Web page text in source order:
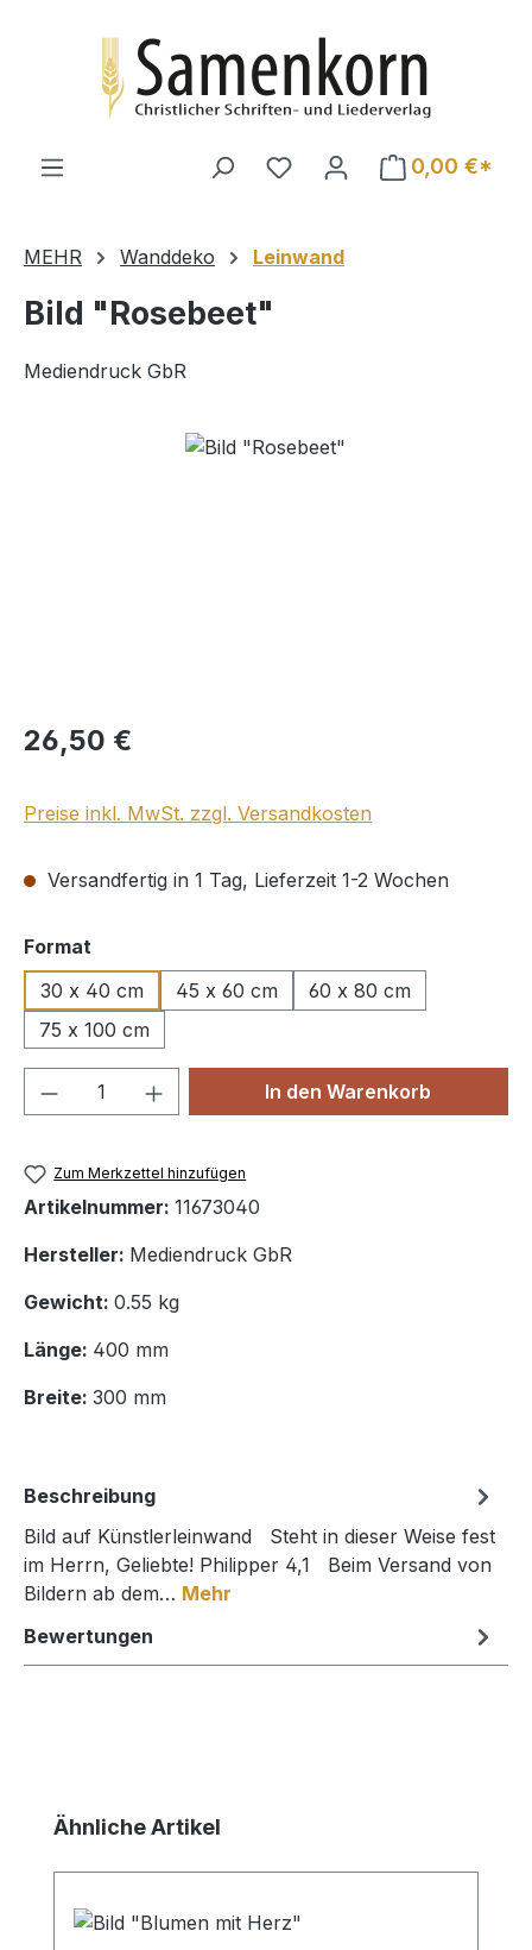
0,00 €*
MEHR Wanddeko Leinwand
Bild "Rosebeet"
Mediendruck GbR
Bildergalerie überspringen
Regulärer Preis:
26,50 €
Preise inkl. MwSt. zzgl. Versandkosten
Versandfertig in 1 Tag, Lieferzeit 1-2 Wochen
Format
30 x 40 cm
45 x 60 cm
60 x 80 cm
75 x 100 cm
Produkt Anzahl: Gib denIn den Warenkorb
Zum Merkzettel hinzufügen
Artikelnummer: 11673040
Hersteller: Mediendruck GbR
Gewicht: 0.55 kg
Länge: 400 mm
Breite: 300 mm
Beschreibung
Bild auf Künstlerleinwand Steht in dieser Weise fest
im Herrn, Geliebte! Philipper 4,1 Beim Versand von
Bildern ab dem… Mehr
Bewertungen
Produktgalerie überspringen
Ähnliche Artikel